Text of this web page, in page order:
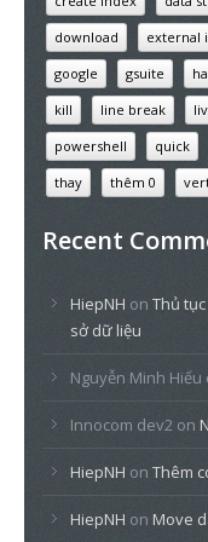
download
external
google
gsuite
kill
line break
powershell
quick
thay
thêm 0
Recent
HiepNH on Thủ
sở dữ liệu
Nguyễn Minh Hiếu
Innocom dev2 on
HiepNH on Thêm
HiepNH on Move